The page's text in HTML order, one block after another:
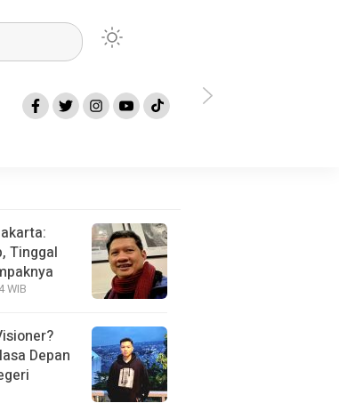
Terkait TKK Minta Pemkot Lakukan Langkah Ini
Tinggal
WIB
Depan